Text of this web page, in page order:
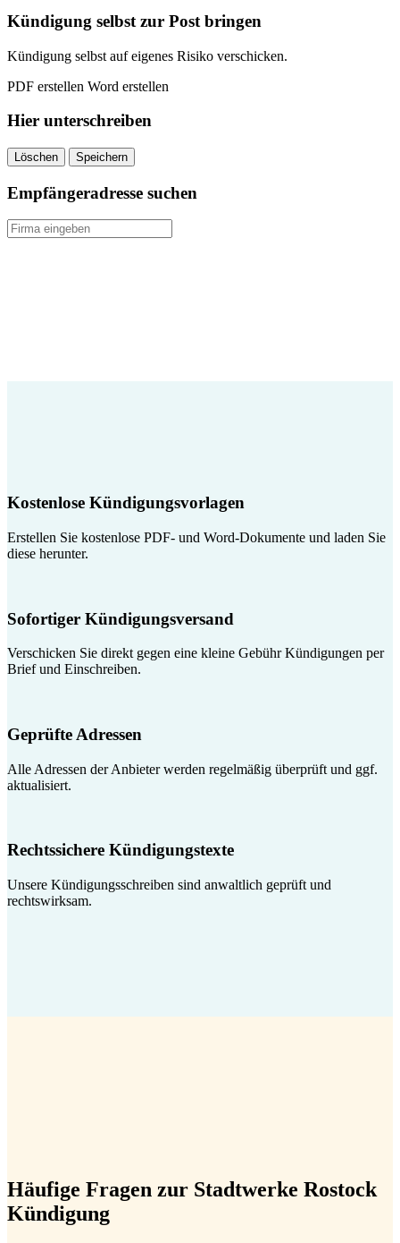
quantity
Kündigung selbst zur Post bringen
Kündigung selbst auf eigenes Risiko verschicken.
PDF erstellen Word erstellen
Hier unterschreiben
Löschen Speichern
Empfängeradresse suchen
Kostenlose Kündigungsvorlagen
Erstellen Sie kostenlose PDF- und Word-Dokumente und laden Sie
diese herunter.
Sofortiger Kündigungsversand
Verschicken Sie direkt gegen eine kleine Gebühr Kündigungen per
Brief und Einschreiben.
Geprüfte Adressen
Alle Adressen der Anbieter werden regelmäßig überprüft und ggf.
aktualisiert.
Rechtssichere Kündigungstexte
Unsere Kündigungsschreiben sind anwaltlich geprüft und
rechtswirksam.
Häufige Fragen zur Stadtwerke Rostock
Kündigung